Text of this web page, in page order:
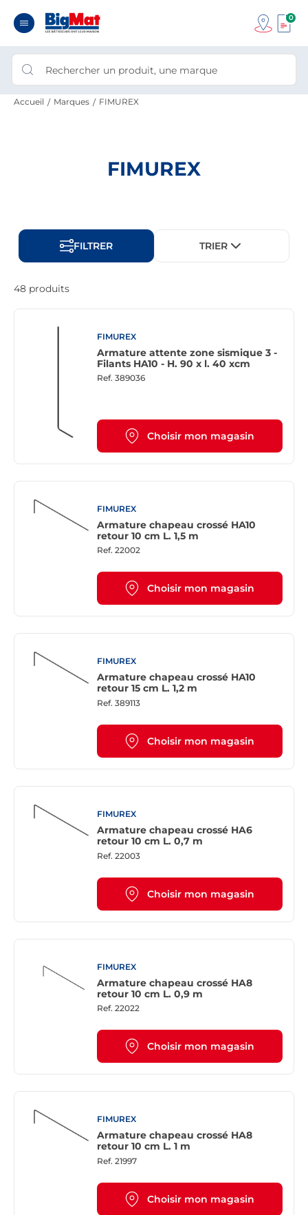
0
Accueil Marques FIMUREX
FIMUREX
FILTRER TRIER
48 produits
FIMUREX
Armature attente zone sismique 3 -
Filants HA10 - H. 90 x l. 40 xcm
Ref. 389036
Choisir mon magasin
FIMUREX
Armature chapeau crossé HA10
retour 10 cm L. 1,5 m
Ref. 22002
Choisir mon magasin
FIMUREX
Armature chapeau crossé HA10
retour 15 cm L. 1,2 m
Ref. 389113
Choisir mon magasin
FIMUREX
Armature chapeau crossé HA6
retour 10 cm L. 0,7 m
Ref. 22003
Choisir mon magasin
FIMUREX
Armature chapeau crossé HA8
retour 10 cm L. 0,9 m
Ref. 22022
Choisir mon magasin
FIMUREX
Armature chapeau crossé HA8
retour 10 cm L. 1 m
Ref. 21997
Choisir mon magasin